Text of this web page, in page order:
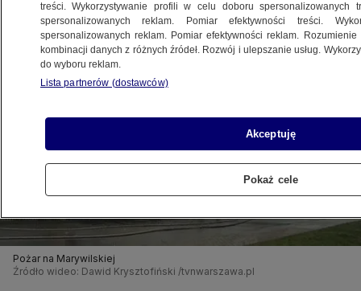
Udostępnij
Pożar na Marywilskiej
Źródło wideo: Dawid Krysztofiński /tvnwarszawa.pl
treści. Wykorzystywanie profili w celu doboru spersonalizowanych
spersonalizowanych reklam. Pomiar efektywności treści.
spersonalizowanych reklam. Pomiar efektywności reklam.
kombinacji danych z różnych źródeł. Rozwój i ulepszanie usług.
do wyboru reklam.
Lista partnerów (dostawców)
Akceptuję
Pokaż cele